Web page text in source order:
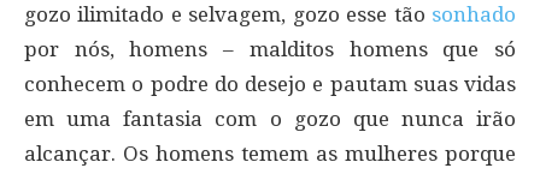
gozo ilimitado e selvagem, gozo esse tão sonhado
por nós, homens – malditos homens que só
conhecem o podre do desejo e pautam suas vidas
em uma fantasia com o gozo que nunca irão
alcançar. Os homens temem as mulheres porque